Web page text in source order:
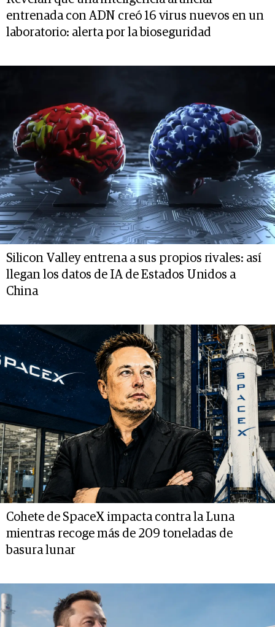
entrenada con ADN creó 16 virus nuevos en un
laboratorio: alerta por la bioseguridad
Silicon Valley entrena a sus propios rivales: así
llegan los datos de IA de Estados Unidos a
China
Cohete de SpaceX impacta contra la Luna
mientras recoge más de 209 toneladas de
basura lunar